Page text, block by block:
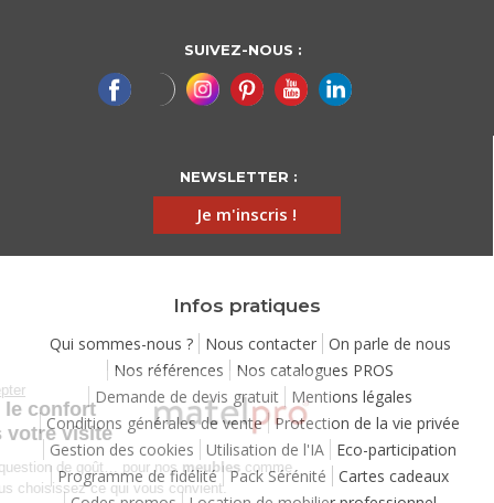
SUIVEZ-NOUS :
NEWSLETTER :
Je m'inscris !
Infos pratiques
Qui sommes-nous ? Nous contacter
On parle de nous
Nos références
Nos catalogues PROS
Demande de devis gratuit
Mentions légales
Conditions générales de vente Protection de la vie privée
Gestion des cookies
Utilisation de l'IA
Eco-participation
Programme de fidélité Pack Sérénité
Cartes cadeaux
Continuer sans accepter
Chez Matelpro, le confort
commence dès votre visite
Leconfort, c'est une question de goût… pour nosmeubles
comme
pour nos cookies ! Vous choisissez ce qui vous convient.